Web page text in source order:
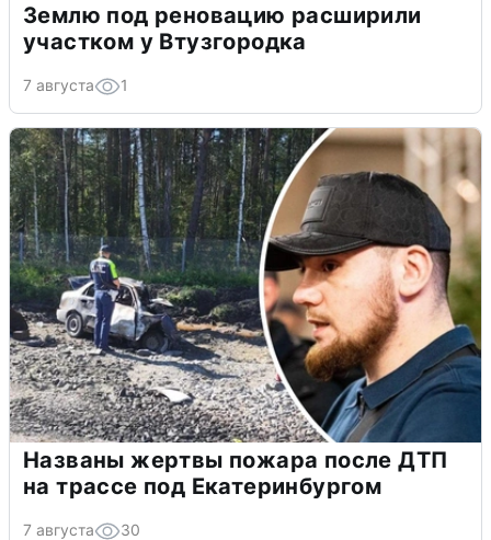
Землю под реновацию расширили
участком у Втузгородка
7 августа 1
Названы жертвы пожара после ДТП
на трассе под Екатеринбургом
7 августа 30